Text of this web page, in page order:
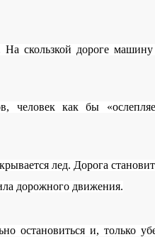
скользкой дороге
человек как бы
лед. Дорога
дорожного движения.
остановиться и, только